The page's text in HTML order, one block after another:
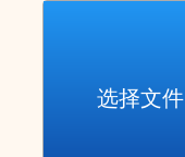
选择文件